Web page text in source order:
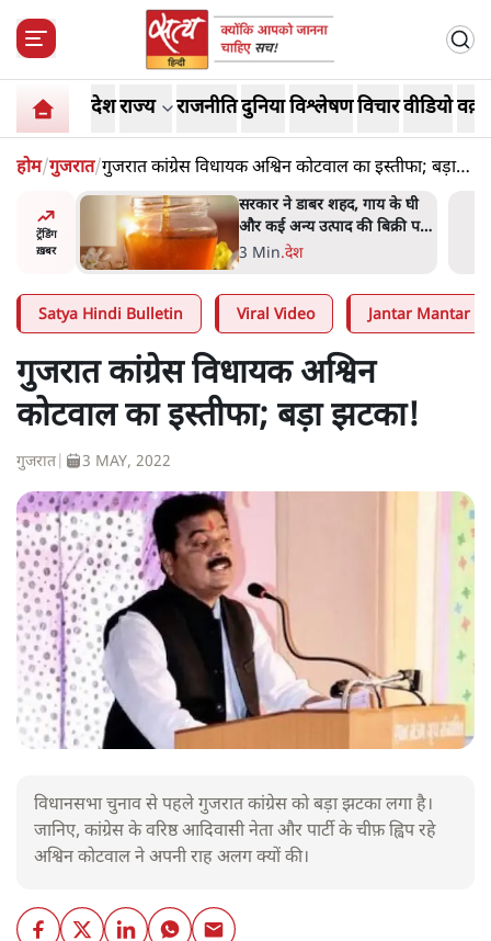
देशराज्य राजनीतिदुनियाविश्लेषणविचारवीडियो
होम/गुजरात/गुजरात कांग्रेस विधायक अश्विन कोटवाल का इस्तीफा; बड़ा
झटका!
ट्रेंडिंग
ख़बर
के घी
पर
'महाराष्ट्र में गैर बीजेपी वोटरों के
नामों को काटने की बड़ी साज़िश'-
रोहित पवार का आरोप
4 Min.महाराष्ट्र
Satya Hindi Bulletin Viral Video Jantar Mantar
गुजरात कांग्रेस विधायक अश्विन
कोटवाल का इस्तीफा; बड़ा झटका!
गुजरात 3 MAY, 2022
विधानसभा चुनाव से पहले गुजरात कांग्रेस को बड़ा झटका लगा है।
जानिए, कांग्रेस के वरिष्ठ आदिवासी नेता और पार्टी के चीफ़ ह्विप रहे
अश्विन कोटवाल ने अपनी राह अलग क्यों की।